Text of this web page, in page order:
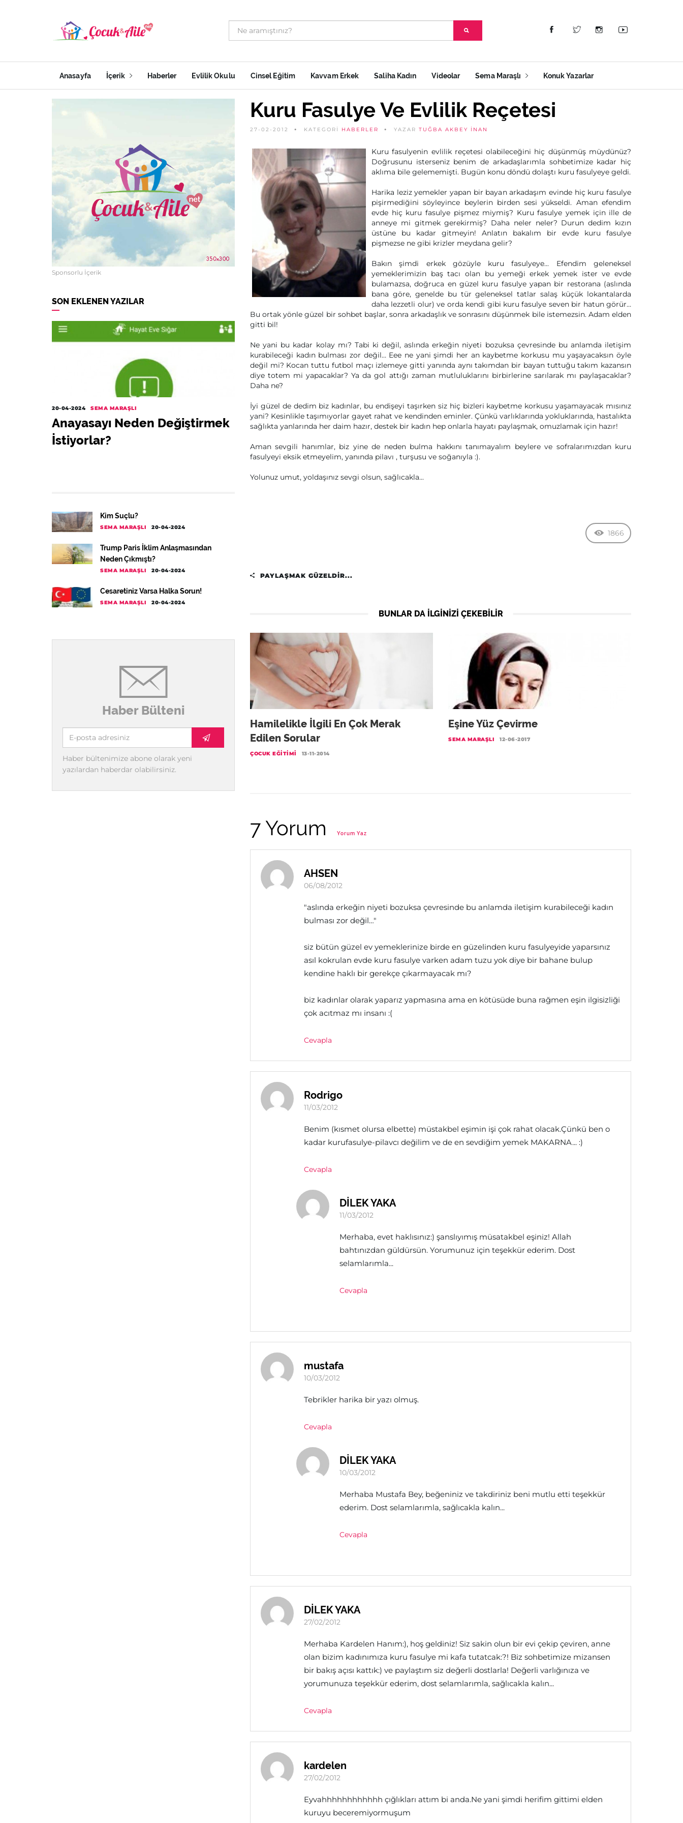
Anasayfa İçerik Haberler Evlilik Okulu Cinsel Eğitim Kavvam Erkek Saliha Kadın Videolar Sema Maraşlı Konuk Yazarlar
Sponsorlu İçerik
SON EKLENEN YAZILAR
20-04-2024 SEMA MARAŞLI
Anayasayı Neden Değiştirmek
İstiyorlar?
Kim Suçlu?
SEMA MARAŞLI 20-04-2024
Trump Paris İklim Anlaşmasından
Neden Çıkmıştı?
SEMA MARAŞLI 20-04-2024
Cesaretiniz Varsa Halka Sorun!
SEMA MARAŞLI 20-04-2024
Haber Bülteni
Haber bültenimize abone olarak yeni
yazılardan haberdar olabilirsiniz.
Kuru Fasulye Ve Evlilik Reçetesi
27-02-2012 KATEGORİ HABERLER YAZAR TUĞBA AKBEY İNAN
Kuru fasulyenin evlilik reçetesi olabileceğini hiç düşünmüş müydünüz?
Doğrusunu isterseniz benim de arkadaşlarımla sohbetimize kadar hiç
aklıma bile gelememişti. Bugün konu döndü dolaştı kuru fasulyeye geldi.
Harika leziz yemekler yapan bir bayan arkadaşım evinde hiç kuru fasulye
pişirmediğini söyleyince beylerin birden sesi yükseldi. Aman efendim
evde hiç kuru fasulye pişmez miymiş? Kuru fasulye yemek için ille de
anneye mi gitmek gerekirmiş? Daha neler neler? Durun dedim kızın
üstüne bu kadar gitmeyin! Anlatın bakalım bir evde kuru fasulye
pişmezse ne gibi krizler meydana gelir?
Bakın şimdi erkek gözüyle kuru fasulyeye... Efendim geleneksel
yemeklerimizin baş tacı olan bu yemeği erkek yemek ister ve evde
bulamazsa, doğruca en güzel kuru fasulye yapan bir restorana (aslında
bana göre, genelde bu tür geleneksel tatlar salaş küçük lokantalarda
daha lezzetli olur) ve orda kendi gibi kuru fasulye seven bir hatun görür…
Bu ortak yönle güzel bir sohbet başlar, sonra arkadaşlık ve sonrasını düşünmek bile istemezsin. Adam elden
gitti bil!
Ne yani bu kadar kolay mı? Tabi ki değil, aslında erkeğin niyeti bozuksa çevresinde bu anlamda iletişim
kurabileceği kadın bulması zor değil… Eee ne yani şimdi her an kaybetme korkusu mu yaşayacaksın öyle
değil mi? Kocan tuttu futbol maçı izlemeye gitti yanında aynı takımdan bir bayan tuttuğu takım kazansın
diye totem mi yapacaklar? Ya da gol attığı zaman mutluluklarını birbirlerine sarılarak mı paylaşacaklar?
Daha ne?
İyi güzel de dedim biz kadınlar, bu endişeyi taşırken siz hiç bizleri kaybetme korkusu yaşamayacak mısınız
yani? Kesinlikle taşımıyorlar gayet rahat ve kendinden eminler. Çünkü varlıklarında yokluklarında, hastalıkta
sağlıkta yanlarında her daim hazır, destek bir kadın hep onlarla hayatı paylaşmak, omuzlamak için hazır!
Aman sevgili hanımlar, biz yine de neden bulma hakkını tanımayalım beylere ve sofralarımızdan kuru
fasulyeyi eksik etmeyelim, yanında pilavı , turşusu ve soğanıyla :).
Yolunuz umut, yoldaşınız sevgi olsun, sağlıcakla...
1866
PAYLAŞMAK GÜZELDIR...
BUNLAR DA ILGINIZI ÇEKEBILIR
Hamilelikle İlgili En Çok Merak
Edilen Sorular
ÇOCUK EĞITIMI 13-11-2014
Eşine Yüz Çevirme
SEMA MARAŞLI 12-06-2017
7 Yorum Yorum Yaz
AHSEN
06/08/2012
"aslında erkeğin niyeti bozuksa çevresinde bu anlamda iletişim kurabileceği kadın
bulması zor değil…"
siz bütün güzel ev yemeklerinize birde en güzelinden kuru fasulyeyide yaparsınız
asıl kokrulan evde kuru fasulye varken adam tuzu yok diye bir bahane bulup
kendine haklı bir gerekçe çıkarmayacak mı?
biz kadınlar olarak yaparız yapmasına ama en kötüsüde buna rağmen eşin ilgisizliği
çok acıtmaz mı insanı :(
Cevapla
Rodrigo
11/03/2012
Benim (kısmet olursa elbette) müstakbel eşimin işi çok rahat olacak.Çünkü ben o
kadar kurufasulye-pilavcı değilim ve de en sevdiğim yemek MAKARNA... :)
Cevapla
DİLEK YAKA
11/03/2012
Merhaba, evet haklısınız:) şanslıyımış müsatakbel eşiniz! Allah
bahtınızdan güldürsün. Yorumunuz için teşekkür ederim. Dost
selamlarımla...
Cevapla
mustafa
10/03/2012
Tebrikler harika bir yazı olmuş.
Cevapla
DİLEK YAKA
10/03/2012
Merhaba Mustafa Bey, beğeniniz ve takdiriniz beni mutlu etti teşekkür
ederim. Dost selamlarımla, sağlıcakla kalın...
Cevapla
DİLEK YAKA
27/02/2012
Merhaba Kardelen Hanım:), hoş geldiniz! Siz sakin olun bir evi çekip çeviren, anne
olan bizim kadınımıza kuru fasulye mi kafa tutatcak:?! Biz sohbetimize mizansen
bir bakış açısı kattık:) ve paylaştım siz değerli dostlarla! Değerli varlığınıza ve
yorumunuza teşekkür ederim, dost selamlarımla, sağlıcakla kalın...
Cevapla
kardelen
27/02/2012
Eyvahhhhhhhhhhhh çığlıkları attım bi anda.Ne yani şimdi herifim gittimi elden
kuruyu beceremiyormuşum